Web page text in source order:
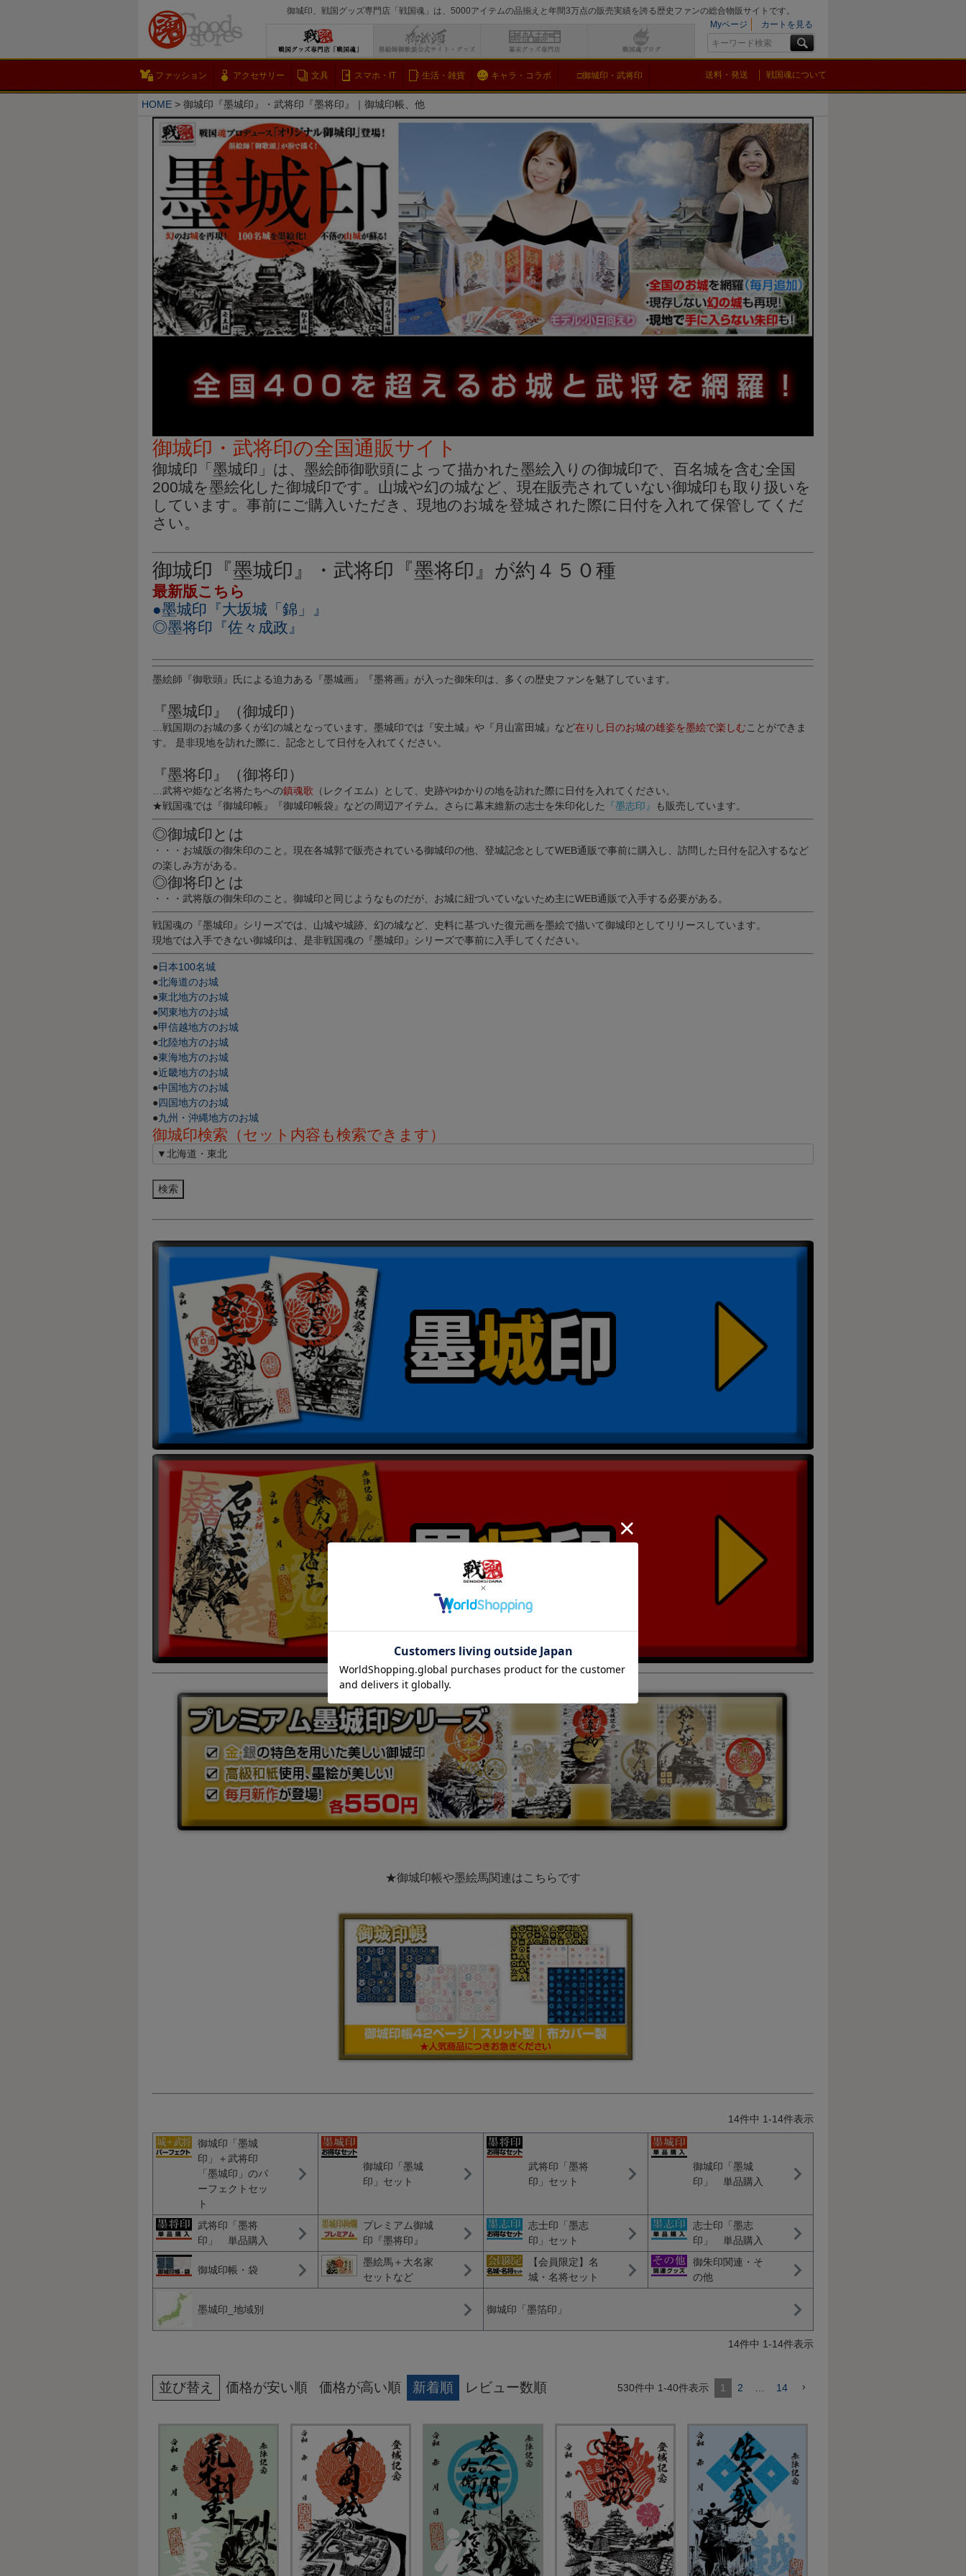
御城印、戦国グッズ専門店「戦国魂」は、5000アイテムの品揃えと年間3万点の販売実績を誇る歴史ファンの総合物販サイトです。
Myページ
カートを見る
検索
ファッション アクセサリー 文具 スマホ・IT 生活・雑貨 キャラ・コラボ □御城印・武将印 送料・発送 戦国魂について
HOME 御城印『墨城印』・武将印『墨将印』｜御城印帳、他
御城印・武将印の全国通販サイト
御城印「墨城印」は、墨絵師御歌頭によって描かれた墨絵入りの御城印で、百名城を含む全国
200城を墨絵化した御城印です。山城や幻の城など、現在販売されていない御城印も取り扱いを
しています。事前にご購入いただき、現地のお城を登城された際に日付を入れて保管してくだ
さい。
御城印『墨城印』・武将印『墨将印』が約４５０種
最新版こちら
●墨城印『大坂城「錦」』
◎墨将印『佐々成政』
墨絵師『御歌頭』氏による迫力ある 『墨城画』『墨将画』 が入った御朱印は、多くの歴史ファンを魅了しています。
『墨城印』（御城印）
…戦国期のお城の多くが幻の城となっています。墨城印では『安土城』や『月山富田城』など在りし日のお城の雄姿を墨絵で楽しむことができま
す。 是非現地を訪れた際に、記念として日付を入れてください。
『墨将印』（御将印）
…武将や姫など名将たちへの鎮魂歌 （レクイエム）として、史跡やゆかりの地を訪れた際に日付を入れてください。
★戦国魂では 『御城印帳』『御城印帳袋』 などの周辺アイテム。さらに幕末維新の志士を朱印化した 『墨志印』 も販売しています。
◎御城印とは
・・・ お城版の御朱印のこと。現在各城郭で販売されている御城印の他、 登城記念としてWEB通販で事前に購入し、訪問した日付を記入するなど
の楽しみ方がある。
◎御将印とは
・・・ 武将版の御朱印のこと。御城印と同じようなものだが、お城に紐づいていないため主にWEB通販で入手する必要がある。
戦国魂の 『墨城印』シリーズでは、山城や城跡、幻の城など、史料に基づいた復元画を墨絵で描いて御城印としてリリースしています。
現地では入手できない御城印は、是非戦国魂の『墨城印』シリーズで事前に入手してください。
●日本100名城
●北海道のお城
●東北地方のお城
●関東地方のお城
●甲信越地方のお城
●北陸地方のお城
●東海地方のお城
●近畿地方のお城
●中国地方のお城
●四国地方のお城
●九州・沖縄地方のお城
御城印検索（セット内容も検索できます）
★御城印帳や墨絵馬関連はこちらです
14件中 1-14件表示
御城印「墨城
印」＋武将印
「墨城印」のパ
ーフェクトセッ
ト
御城印「墨城
印」セット
武将印「墨将
印」セット
御城印「墨城
印」 単品購入
武将印「墨将
印」 単品購入
プレミアム御城
印『墨将印』
志士印「墨志
印」セット
志士印「墨志
印」 単品購入
御城印帳・袋
墨絵馬＋大名家
セットなど
【会員限定】名
城・名将セット
御朱印関連・そ
の他
墨城印_地域別 御城印「墨箔印」
14件中 1-14件表示
並び替え 価格が安い順 価格が高い順 新着順 レビュー数順 530件中 1-40件表示 1 2 14